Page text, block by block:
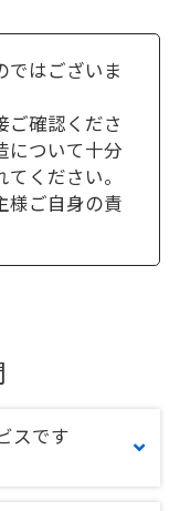
ではございま
ご確認くださ
について十分
ください。
様ご自身の責
スです